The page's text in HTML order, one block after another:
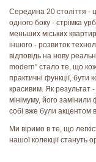
Середина 20 століття -
одного боку - стрімка
меньших міських
іншого - розвиток
відповідь на нову
modern” стало те, що
практичні функції,
красивим. Як результат
мінімуму, його замінили
собі вже були акцентом в
Ми віримо в те, що
нашої колекції стануть